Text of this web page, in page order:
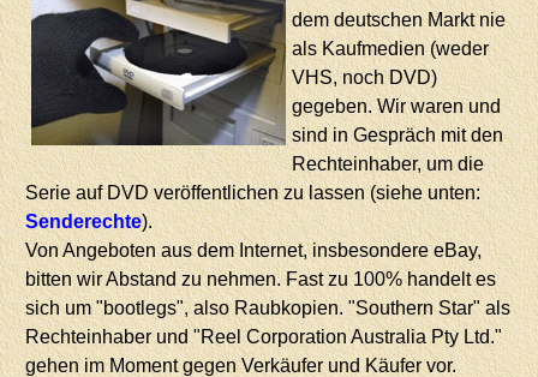
dem deutschen Markt nie
als Kaufmedien (weder
VHS, noch DVD)
gegeben. Wir waren und
sind in Gespräch mit den
Rechteinhaber, um die
Serie auf DVD veröffentlichen zu lassen (siehe unten:
Senderechte).
Von Angeboten aus dem Internet, insbesondere eBay,
bitten wir Abstand zu nehmen. Fast zu 100% handelt es
sich um "bootlegs", also Raubkopien. "Southern Star" als
Rechteinhaber und "Reel Corporation Australia Pty Ltd."
gehen im Moment gegen Verkäufer und Käufer vor.